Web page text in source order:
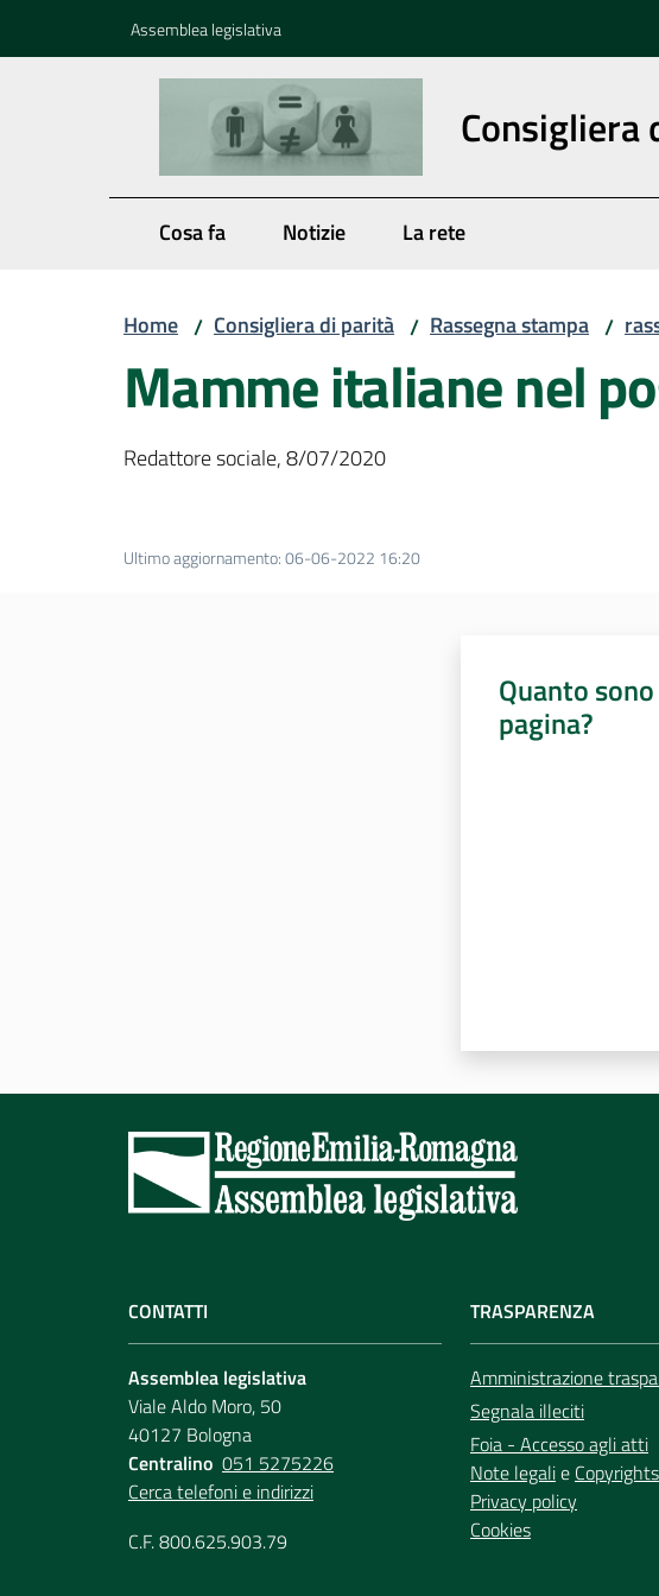
Assemblea legislativa
Consigliera
Cosa fa Notizie La rete
Home / Consigliera di parità / Rassegna stampa /
Mamme italiane nel
Redattore sociale, 8/07/2020
Ultimo aggiornamento:06-06-2022 16:20
Quanto
pagina?
CONTATTI
Assemblea legislativa
Viale Aldo Moro, 50
40127 Bologna
Centralino 051 5275226
Cerca telefoni e indirizzi
C.F. 800.625.903.79
TRASPARENZA
Amministrazione
Segnala illeciti
Foia - Accesso agli atti
Note legalie Copyrights
Privacy policy
Cookies